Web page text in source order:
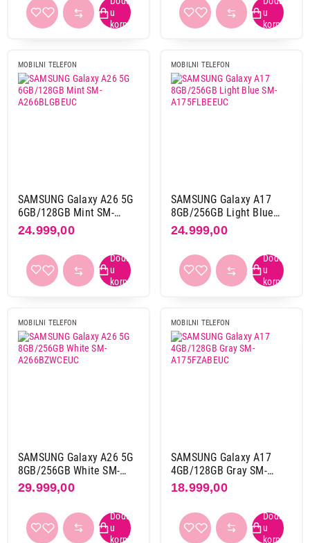
MOBILNI TELEFON
SAMSUNG Galaxy A26 5G
6GB/128GB Mint SM-
A266BLGBEUC
24.999,00
MOBILNI TELEFON
SAMSUNG Galaxy A17
8GB/256GB Light Blue
SM-A175FLBEEUC
24.999,00
MOBILNI TELEFON
SAMSUNG Galaxy A26 5G
8GB/256GB White SM-
A266BZWCEUC
29.999,00
MOBILNI TELEFON
SAMSUNG Galaxy A17
4GB/128GB Gray SM-
A175FZABEUC
18.999,00